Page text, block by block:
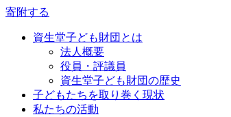
寄附する
資生堂子ども財団とは
法人概要
役員・評議員
資生堂子ども財団の歴史
子どもたちを取り巻く現状
私たちの活動